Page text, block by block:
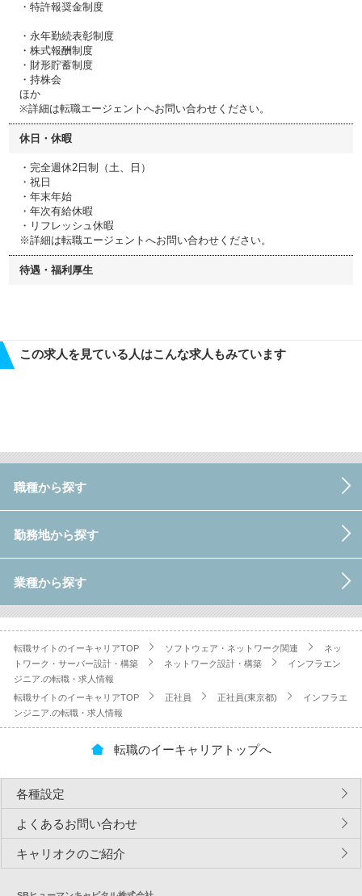
・特許報奨金制度
・永年勤続表彰制度
・株式報酬制度
・財形貯蓄制度
・持株会
ほか
※詳細は転職エージェントへお問い合わせください。
休日・休暇
・完全週休2日制（土、日）
・祝日
・年末年始
・年次有給休暇
・リフレッシュ休暇
※詳細は転職エージェントへお問い合わせください。
待遇・福利厚生
この求人を見ている人はこんな求人もみています
職種から探す
勤務地から探す
業種から探す
転職サイトのイーキャリアTOP ソフトウェア・ネットワーク関連
ネッ
トワーク・サーバー設計・構築
ネットワーク設計・構築
インフラエン
ジニア.の転職・求人情報
転職サイトのイーキャリアTOP
正社員 正社員(東京都)
インフラエ
ンジニア.の転職・求人情報
転職のイーキャリアトップへ
各種設定
よくあるお問い合わせ
キャリオクのご紹介